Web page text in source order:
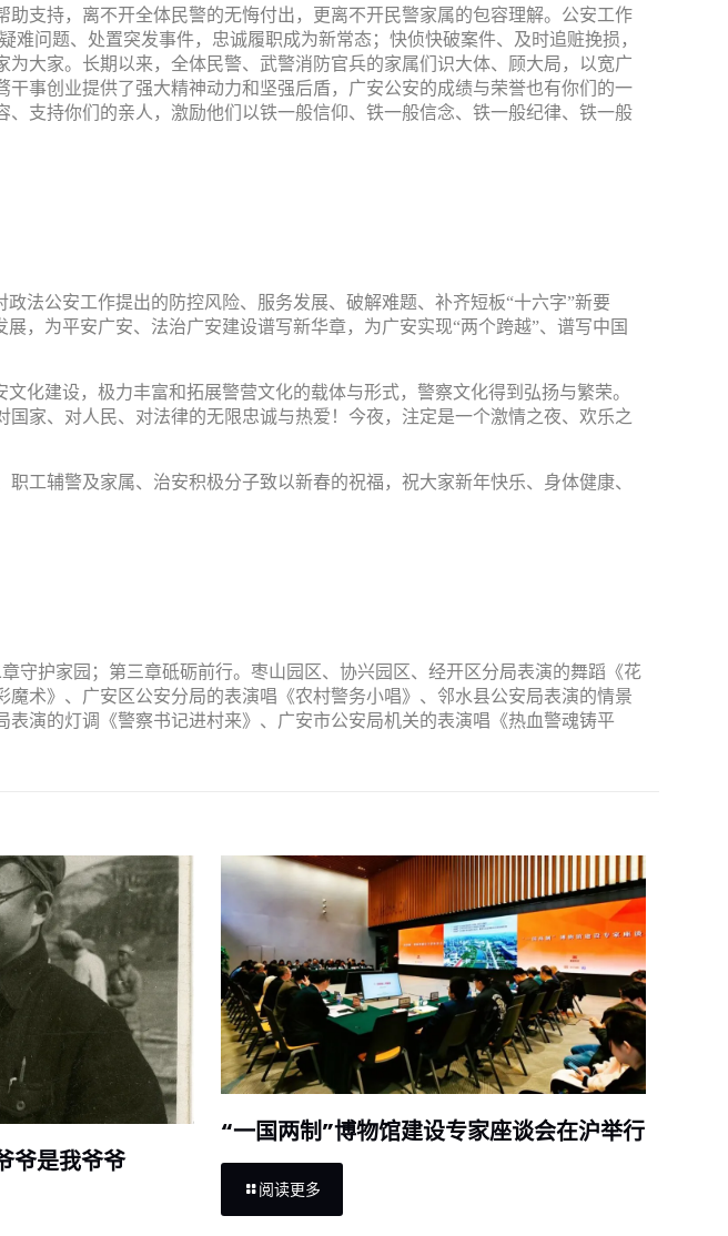
支持，离不开全体民警的无悔付出，更离不开民警家属的包容理解。公安工作
难问题、处置突发事件，忠诚履职成为新常态；快侦快破案件、及时追赃挽损，
大家。长期以来，全体民警、武警消防官兵的家属们识大体、顾大局，以宽广
事创业提供了强大精神动力和坚强后盾，广安公安的成绩与荣誉也有你们的一
支持你们的亲人，激励他们以铁一般信仰、铁一般信念、铁一般纪律、铁一般
法公安工作提出的防控风险、服务发展、破解难题、补齐短板“十六字”新要
，为平安广安、法治广安建设谱写新华章，为广安实现“两个跨越”、谱写中国
化建设，极力丰富和拓展警营文化的载体与形式，警察文化得到弘扬与繁荣。
家、对人民、对法律的无限忠诚与热爱！今夜，注定是一个激情之夜、欢乐之
工辅警及家属、治安积极分子致以新春的祝福，祝大家新年快乐、身体健康、
守护家园；第三章砥砺前行。枣山园区、协兴园区、经开区分局表演的舞蹈《花
术》、广安区公安分局的表演唱《农村警务小唱》、邻水县公安局表演的情景
演的灯调《警察书记进村来》、广安市公安局机关的表演唱《热血警魂铸平
爷是我爷爷
“一国两制”博物馆建设专家座谈会在沪举行
阅读更多